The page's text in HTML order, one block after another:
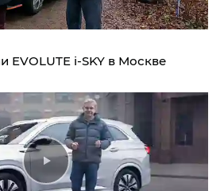
EVOLUTE i‑SKY в Москве